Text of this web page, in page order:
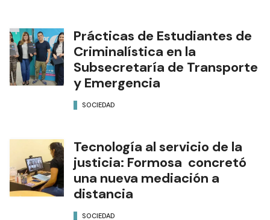
Prácticas de Estudiantes de
Criminalística en la
Subsecretaría de Transporte
y Emergencia
SOCIEDAD
Tecnología al servicio de la
justicia: Formosa concretó
una nueva mediación a
distancia
SOCIEDAD